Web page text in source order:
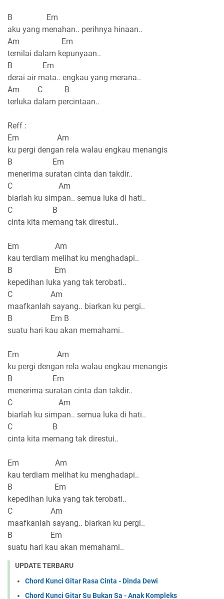
B Em
aku yang menahan.. perihnya hinaan..
Am Em
ternilai dalam kepunyaan..
B Em
derai air mata.. engkau yang merana..
Am C B
terluka dalam percintaan..
Reff :
Em Am
ku pergi dengan rela walau engkau menangis
B Em
menerima suratan cinta dan takdir..
C Am
biarlah ku simpan.. semua luka di hati..
C B
cinta kita memang tak direstui..
Em Am
kau terdiam melihat ku menghadapi..
B Em
kepedihan luka yang tak terobati..
C Am
maafkanlah sayang.. biarkan ku pergi..
B Em B
suatu hari kau akan memahami..
Em Am
ku pergi dengan rela walau engkau menangis
B Em
menerima suratan cinta dan takdir..
C Am
biarlah ku simpan.. semua luka di hati..
C B
cinta kita memang tak direstui..
Em Am
kau terdiam melihat ku menghadapi..
B Em
kepedihan luka yang tak terobati..
C Am
maafkanlah sayang.. biarkan ku pergi..
B Em
suatu hari kau akan memahami..
UPDATE TERBARU
Chord Kunci Gitar Rasa Cinta - Dinda Dewi
Chord Kunci Gitar Su Bukan Sa - Anak Kompleks